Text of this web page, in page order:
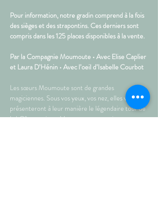
Pour information, notre gradin comprend à la fois
des sièges et des strapontins. Ces derniers sont
compris dans les 125 places disponibles à la vente.
Par la Compagnie Moumoute • Avec Elise Caplier
et Laura D’Hénin • Avec l’oeil d’Isabelle Courbot
Les sœurs Moumoute sont de grandes
magiciennes. Sous vos yeux, vos nez, elles vous
présenteront à leur manière le légendaire tour de
la bOîte magique. Venez partager un instant